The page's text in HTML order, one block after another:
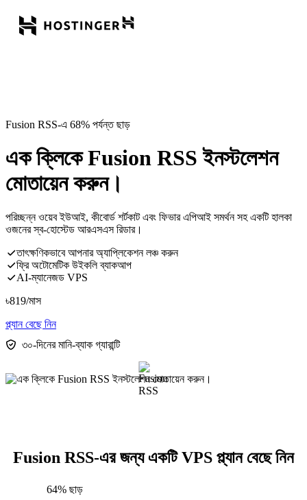
Fusion RSS-এ 68% পর্যন্ত ছাড়
এক ক্লিকে Fusion RSS ইনস্টলেশন
মোতায়েন করুন।
পরিচ্ছন্ন ওয়েব ইউআই, কীবোর্ড শর্টকাট এবং ফিভার এপিআই সমর্থন সহ একটি হালকা
ওজনের স্ব-হোস্টেড আরএসএস রিডার।
তাৎক্ষণিকভাবে আপনার অ্যাপ্লিকেশন লঞ্চ করুন
ফ্রি অটোমেটিক উইকলি ব্যাকআপ
AI-ম্যানেজড VPS
৳819/মাস
প্ল্যান বেছে নিন
৩০-দিনের মানি-ব্যাক গ্যারান্টি
Fusion RSS-এর জন্য একটি VPS প্ল্যান বেছে নিন
64% ছাড়